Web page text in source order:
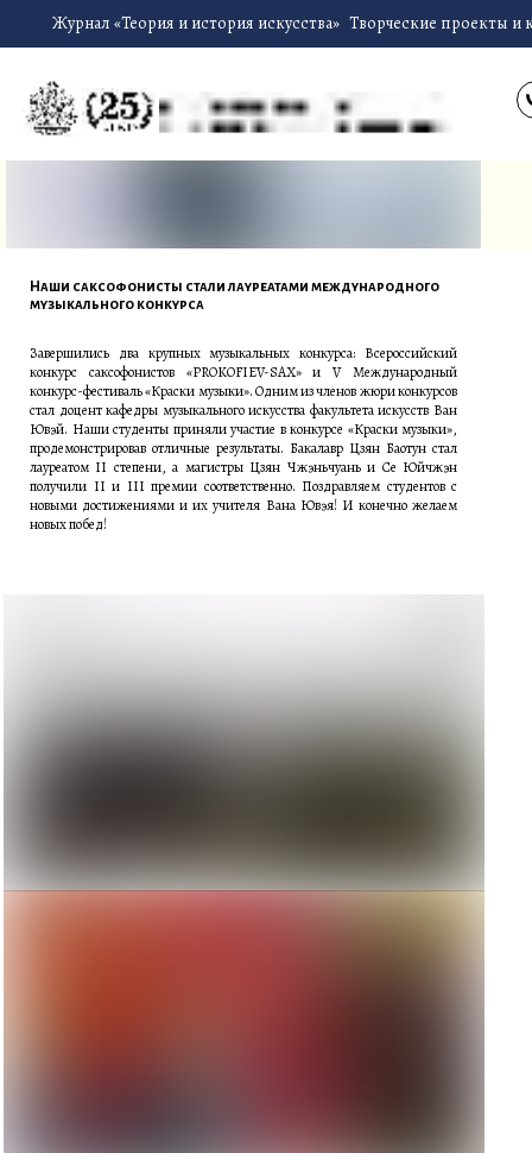
Журнал «Теория и история искусства» Творческие проекты и
Завершились два крупных музыкальных конкурса: Всероссийский
конкурс саксофонистов «PROKOFIEV-SAX» и V Международный
конкурс-фестиваль «Краски музыки». Одним из членов жюри конкурсов
стал доцент кафедры музыкального искусства факультета искусств Ван
Ювэй. Наши студенты приняли участие в конкурсе «Краски музыки»,
продемонстрировав отличные результаты. Бакалавр Цзян Баотун стал
лауреатом II степени, а магистры Цзян Чжэньчуань и Се Юйчжэн
получили II и III премии соответственно. Поздравляем студентов с
новыми достижениями и их учителя Вана Ювэя! И конечно желаем
новых побед!
Наши саксофонисты стали лауреатами международного
музыкального конкурса